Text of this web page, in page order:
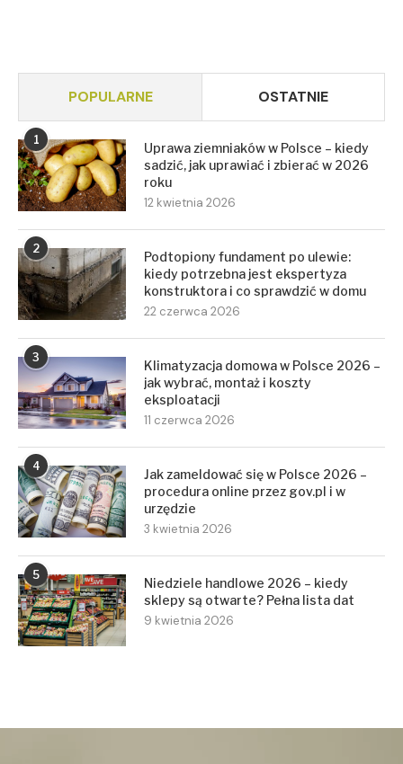
POPULARNE OSTATNIE
1
Uprawa ziemniaków w Polsce – kiedy
sadzić, jak uprawiać i zbierać w 2026
roku
12 kwietnia 2026
2
Podtopiony fundament po ulewie:
kiedy potrzebna jest ekspertyza
konstruktora i co sprawdzić w domu
22 czerwca 2026
3
Klimatyzacja domowa w Polsce 2026 –
jak wybrać, montaż i koszty
eksploatacji
11 czerwca 2026
4
Jak zameldować się w Polsce 2026 –
procedura online przez gov.pl i w
urzędzie
3 kwietnia 2026
5
Niedziele handlowe 2026 – kiedy
sklepy są otwarte? Pełna lista dat
9 kwietnia 2026